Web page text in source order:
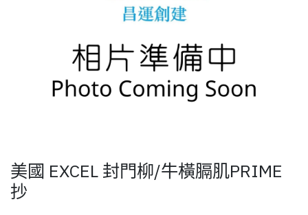
美國 EXCEL 封門柳/牛橫膈肌PRIME
抄